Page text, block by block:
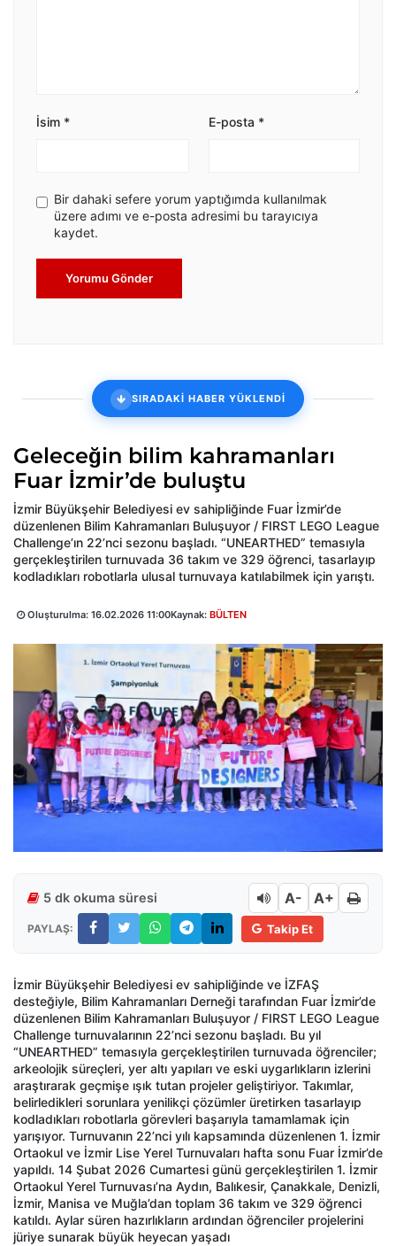
İsim * E-posta *
Bir dahaki sefere yorum yaptığımda kullanılmak
üzere adımı ve e-posta adresimi bu tarayıcıya
kaydet.
Yorumu Gönder
SIRADAKİ HABER YÜKLENDİ
Geleceğin bilim kahramanları
Fuar İzmir’de buluştu
İzmir Büyükşehir Belediyesi ev sahipliğinde Fuar İzmir’de
düzenlenen Bilim Kahramanları Buluşuyor / FIRST LEGO League
Challenge’ın 22’nci sezonu başladı. “UNEARTHED” temasıyla
gerçekleştirilen turnuvada 36 takım ve 329 öğrenci, tasarlayıp
kodladıkları robotlarla ulusal turnuvaya katılabilmek için yarıştı.
Oluşturulma: 16.02.2026 11:00Kaynak: BÜLTEN
5 dk okuma süresi A- A+
PAYLAŞ: Takip Et
İzmir Büyükşehir Belediyesi ev sahipliğinde ve İZFAŞ
desteğiyle, Bilim Kahramanları Derneği tarafından Fuar İzmir’de
düzenlenen Bilim Kahramanları Buluşuyor / FIRST LEGO League
Challenge turnuvalarının 22’nci sezonu başladı. Bu yıl
“UNEARTHED” temasıyla gerçekleştirilen turnuvada öğrenciler;
arkeolojik süreçleri, yer altı yapıları ve eski uygarlıkların izlerini
araştırarak geçmişe ışık tutan projeler geliştiriyor. Takımlar,
belirledikleri sorunlara yenilikçi çözümler üretirken tasarlayıp
kodladıkları robotlarla görevleri başarıyla tamamlamak için
yarışıyor. Turnuvanın 22’nci yılı kapsamında düzenlenen 1. İzmir
Ortaokul ve İzmir Lise Yerel Turnuvaları hafta sonu Fuar İzmir’de
yapıldı. 14 Şubat 2026 Cumartesi günü gerçekleştirilen 1. İzmir
Ortaokul Yerel Turnuvası’na Aydın, Balıkesir, Çanakkale, Denizli,
İzmir, Manisa ve Muğla’dan toplam 36 takım ve 329 öğrenci
katıldı. Aylar süren hazırlıkların ardından öğrenciler projelerini
jüriye sunarak büyük heyecan yaşadı